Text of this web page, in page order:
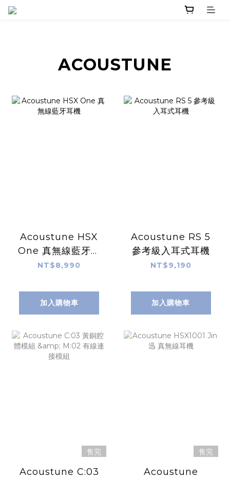
ACOUSTUNE
Acoustune HSX
One 真無線藍牙耳
機
NT$8,990
加入購物車
Acoustune RS 5
參考級入耳式耳機
NT$9,190
加入購物車
售完
Acoustune C:03
售完
Acoustune